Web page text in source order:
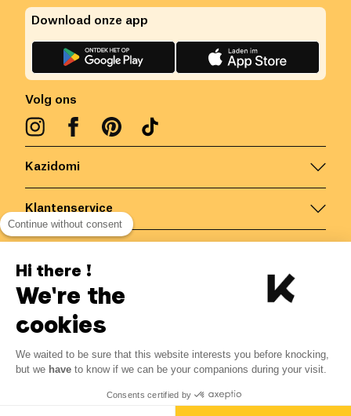
6.51€ 5.53 € -15% ?
Bespaar 0.98 € met K+
Laat mij weten
Kazidomi
Klantenservice
Volg ons
Download onze app
België/ NL
Alle rechten voorbehouden
Continue without consent
Hi there !
We're the
cookies
We waited to be sure that this website interests you before knocking,
but we have to know if we can be your companions during your visit.
Consents certified by